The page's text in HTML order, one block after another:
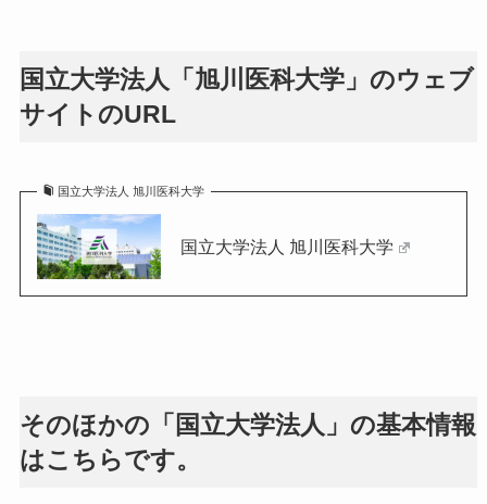
国立大学法人「旭川医科大学」のウェブ
サイトのURL
国立大学法人 旭川医科大学
国立大学法人 旭川医科大学
そのほかの「国立大学法人」の基本情報
はこちらです。